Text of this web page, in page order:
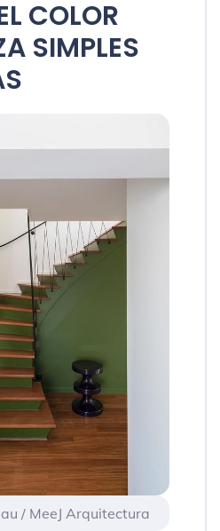
COLOR
SIMPLES
/ MeeJ Arquitectura